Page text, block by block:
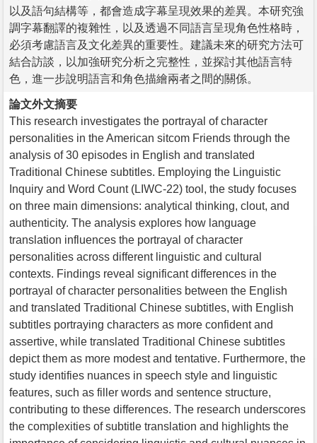
以及語句結構等，都會造成字幕呈現效果的差異。本研究強
調字幕翻譯的複雜性，以及透過不同語言呈現角色性格時，
必須考慮語言及文化差異的重要性。建議未來的研究方法可
結合訪談，以加強研究分析之完整性，並探討其他語言特
色，進一步說明語言和角色描繪兩者之間的關係。
論文外文摘要
This research investigates the portrayal of character
personalities in the American sitcom Friends through the
analysis of 30 episodes in English and translated
Traditional Chinese subtitles. Employing the Linguistic
Inquiry and Word Count (LIWC-22) tool, the study focuses
on three main dimensions: analytical thinking, clout, and
authenticity. The analysis explores how language
translation influences the portrayal of character
personalities across different linguistic and cultural
contexts. Findings reveal significant differences in the
portrayal of character personalities between the English
and translated Traditional Chinese subtitles, with English
subtitles portraying characters as more confident and
assertive, while translated Traditional Chinese subtitles
depict them as more modest and tentative. Furthermore, the
study identifies nuances in speech style and linguistic
features, such as filler words and sentence structure,
contributing to these differences. The research underscores
the complexities of subtitle translation and highlights the